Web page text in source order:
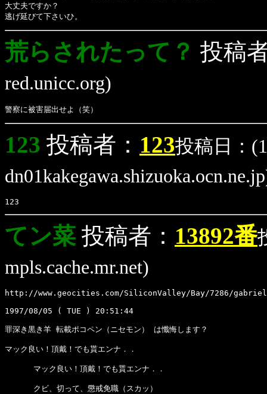
大丈夫ですか？
逃げ延びて下さいひ。
荒らされたって？ 投稿
red.unicc.org)
警察に被害届出せよ（笑）
123 投稿者： 123投稿日：
123
てン菜 投稿者： 13892番
mpls.cache.mr.net)
http://www.geocities.com/SiliconValley/Bay/7286/
1997/08/05 ( TUE ) 20:51:44
罪深き黒き羊 転載ポコペン（ニセモン） は懺悔します？
マック良い！頂戴！でも貰エンナ．．
      マック良い！頂戴！でも貰エンナ．．
      クビ、切って、懲戒免職（スカッ）